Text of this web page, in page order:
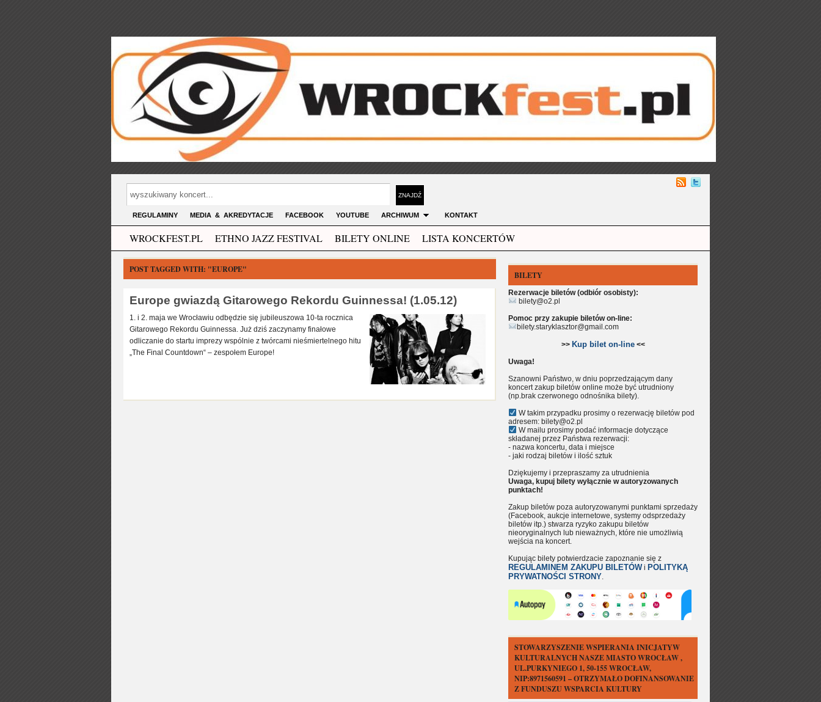
REGULAMINY MEDIA & AKREDYTACJE FACEBOOK YOUTUBE ARCHIWUM KONTAKT
WROCKFEST.PL ETHNO JAZZ FESTIVAL BILETY ONLINE LISTA KONCERTÓW
BILETY
Rezerwacje biletów (odbiór osobisty):
bilety@o2.pl
Pomoc przy zakupie biletów on-line:
bilety.staryklasztor@gmail.com
>> Kup bilet on-line<<
Uwaga!
Szanowni Państwo, w dniu poprzedzającym dany
koncert zakup biletów online może być utrudniony
(np.brak czerwonego odnośnika bilety).
W takim przypadku prosimy o rezerwację biletów pod
adresem: bilety@o2.pl
W mailu prosimy podać informacje dotyczące
składanej przez Państwa rezerwacji:
- nazwa koncertu, data i miejsce
- jaki rodzaj biletów i ilość sztuk
Dziękujemy i przepraszamy za utrudnienia
Uwaga, kupuj bilety wyłącznie w autoryzowanych
punktach!
Zakup biletów poza autoryzowanymi punktami sprzedaży
(Facebook, aukcje internetowe, systemy odsprzedaży
biletów itp.) stwarza ryzyko zakupu biletów
nieoryginalnych lub nieważnych, które nie umożliwią
wejścia na koncert.
Kupując bilety potwierdzacie zapoznanie się z
REGULAMINEM ZAKUPU BILETÓW i POLITYKĄ
PRYWATNOŚCI STRONY.
STOWARZYSZENIE WSPIERANIA INICJATYW
KULTURALNYCH NASZE MIASTO WROCŁAW ,
UL.PURKYNIEGO 1, 50-155 WROCŁAW,
NIP:8971560591 – OTRZYMAŁO DOFINANSOWANIE
Z FUNDUSZU WSPARCIA KULTURY
POST TAGGED WITH: "EUROPE"
Europe gwiazdą Gitarowego Rekordu Guinnessa! (1.05.12)
1. i 2. maja we Wrocławiu odbędzie się jubileuszowa 10-ta rocznica
Gitarowego Rekordu Guinnessa. Już dziś zaczynamy finałowe
odliczanie do startu imprezy wspólnie z twórcami nieśmiertelnego hitu
„The Final Countdown“ – zespołem Europe!